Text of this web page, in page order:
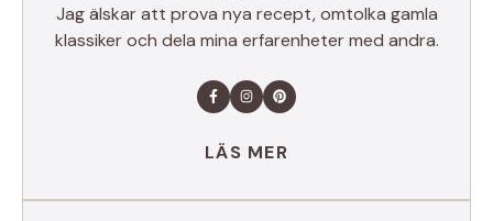
Jag älskar att prova nya recept, omtolka gamla
klassiker och dela mina erfarenheter med andra.
LÄS MER